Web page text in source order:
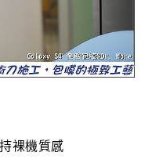
裸機質感